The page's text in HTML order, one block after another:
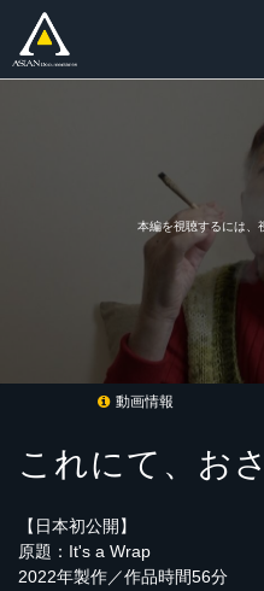
本編を視聴するには、
動画情報
これにて、お
【日本初公開】
原題：It's a Wrap
2022年製作／作品時間56分